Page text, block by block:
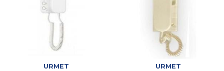
URMET URMET